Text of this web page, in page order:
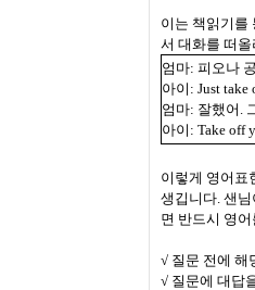
이는 책읽기를
서 대화를 떠
엄마: 피오나
아이: Just take
엄마: 잘했어.
아이: Take off
이렇게 영어표
생깁니다. 샌
면 반드시 영
√ 질문 전에 해
√ 질문에 대답